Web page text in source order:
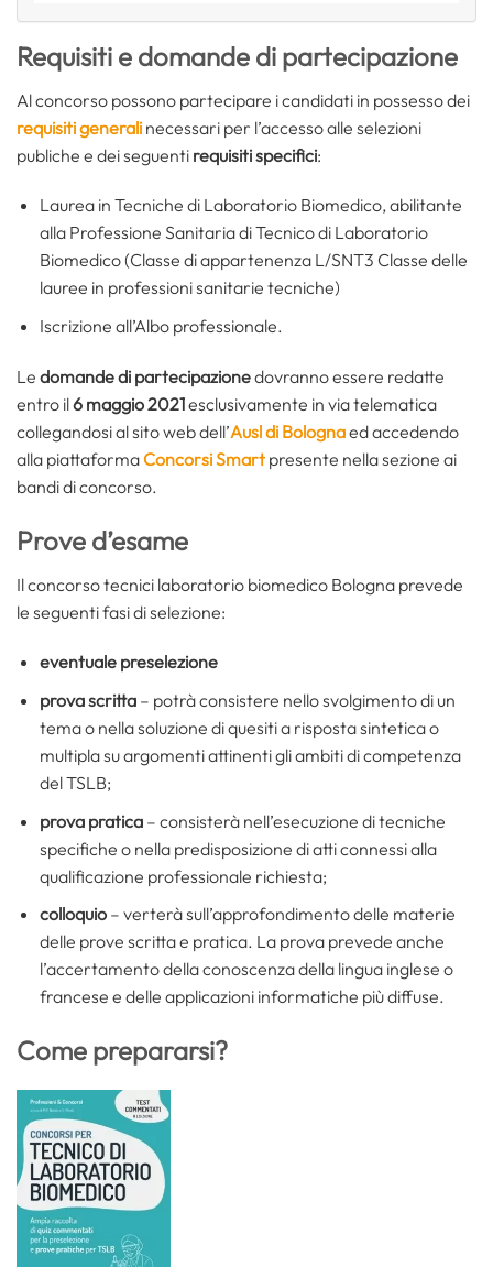
Requisiti e domande di partecipazione
Al concorso possono partecipare i candidati in possesso dei
requisiti generali necessari per l’accesso alle selezioni
publiche e dei seguenti requisiti specifici:
Laurea in Tecniche di Laboratorio Biomedico, abilitante
alla Professione Sanitaria di Tecnico di Laboratorio
Biomedico (Classe di appartenenza L/SNT3 Classe delle
lauree in professioni sanitarie tecniche)
Iscrizione all’Albo professionale.
Le domande di partecipazionedovranno essere redatte
entro il6 maggio 2021esclusivamente in via telematica
collegandosi al sito web dell’Ausl di Bolognaed accedendo
alla piattaformaConcorsi Smart presente nella sezione ai
bandi di concorso.
Prove d’esame
Il concorso tecnici laboratorio biomedico Bologna prevede
le seguenti fasi di selezione:
eventuale preselezione
prova scritta– potrà consistere nello svolgimento di un
tema o nella soluzione di quesiti a risposta sintetica o
multipla su argomenti attinenti gli ambiti di competenza
del TSLB;
prova pratica– consisterà nell’esecuzione di tecniche
specifiche o nella predisposizione di atti connessi alla
qualificazione professionale richiesta;
colloquio– verterà sull’approfondimento delle materie
delle prove scritta e pratica. La prova prevede anche
l’accertamento della conoscenza della lingua inglese o
francese e delle applicazioni informatiche più diffuse.
Come prepararsi?